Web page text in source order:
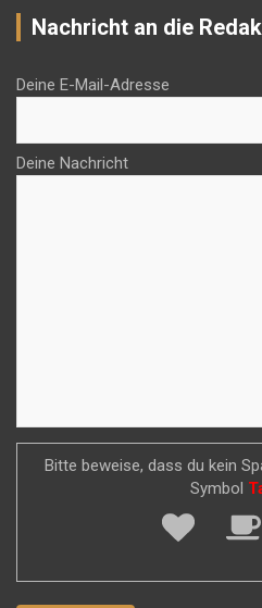
Nachricht an die
Deine E-Mail-Adresse
Deine Nachricht
Bitte beweise, dass du kein
Symbol